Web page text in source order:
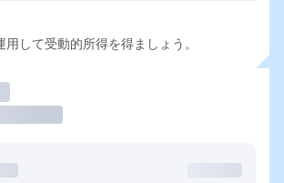
用して受動的所得を得ましょう。